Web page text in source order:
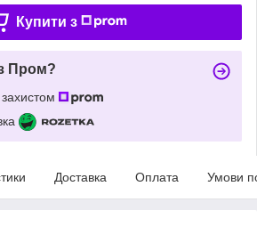
Купити з
Пром?
Доставка Оплата Умови